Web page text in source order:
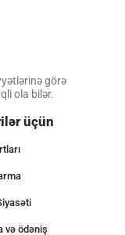
görə
ola bilər.
üçün
və ödəniş